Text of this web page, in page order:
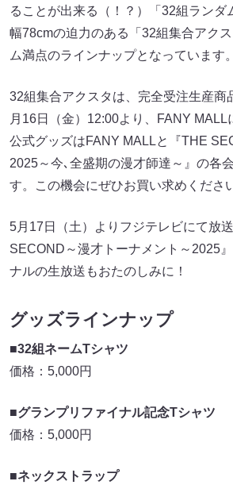
ることが出来る（！？）「32組ランダ
幅78cmの迫力のある「32組集合アク
ム満点のラインナップとなっています。
32組集合アクスタは、完全受注生産商
月16日（金）12:00より、FANY MALL
公式グッズはFANY MALLと『THE
2025～今､全盛期の漫才師達～』の各
す。この機会にぜひお買い求めくださ
5月17日（土）よりフジテレビにて放
SECOND～漫才トーナメント～2025
ナルの生放送もおたのしみに！
グッズラインナップ
■32組ネームTシャツ
価格：5,000円
■グランプリファイナル記念Tシャツ
価格：5,000円
■ネックストラップ